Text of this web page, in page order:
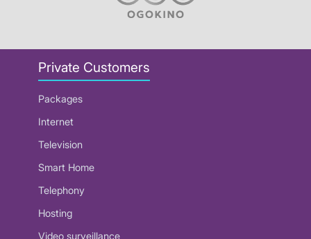
Private Customers
Packages
Internet
Television
Smart Home
Telephony
Hosting
Video surveillance